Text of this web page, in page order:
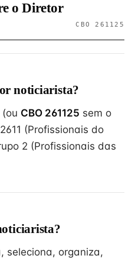
o Diretor
CBO 261125
noticiarista?
(ou CBO 261125 sem o
(Profissionais do
2 (Profissionais das
seleciona, organiza,